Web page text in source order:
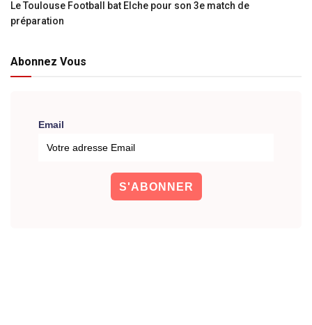
Le Toulouse Football bat Elche pour son 3e match de
préparation
Abonnez Vous
Email